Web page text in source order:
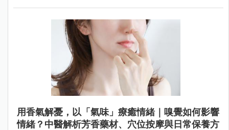
用香氣解憂，以「氣味」療癒情緒｜嗅覺如何影響
情緒？中醫解析芳香藥材、穴位按摩與日常保養方